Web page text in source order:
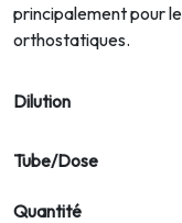
principalement pour
orthostatiques.
Dilution
Tube/Dose
Quantité